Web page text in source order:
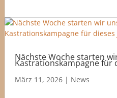
Nächste Woche starten
Kastrationskampagne für
März 11, 2026| News